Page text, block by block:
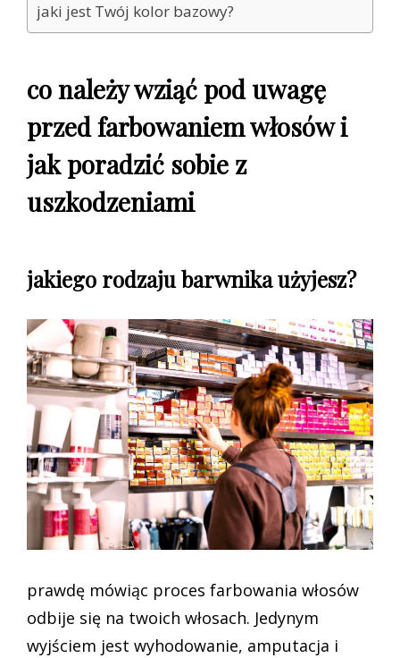
jaki jest Twój kolor bazowy?
co należy wziąć pod uwagę
przed farbowaniem włosów i
jak poradzić sobie z
uszkodzeniami
jakiego rodzaju barwnika użyjesz?
prawdę mówiąc proces farbowania włosów
odbije się na twoich włosach. Jedynym
wyjściem jest wyhodowanie, amputacja i